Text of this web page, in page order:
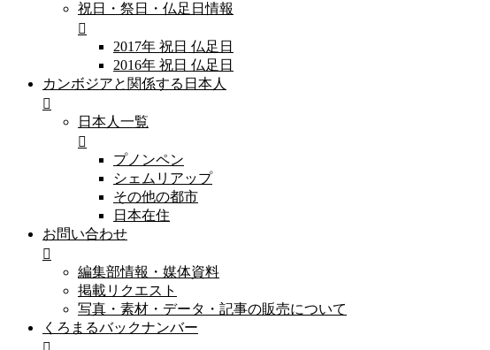
祝日・祭日・仏足日情報
2017年 祝日 仏足日
2016年 祝日 仏足日
カンボジアと関係する日本人
日本人一覧
プノンペン
シェムリアップ
その他の都市
日本在住
お問い合わせ
編集部情報・媒体資料
掲載リクエスト
写真・素材・データ・記事の販売について
くろまるバックナンバー